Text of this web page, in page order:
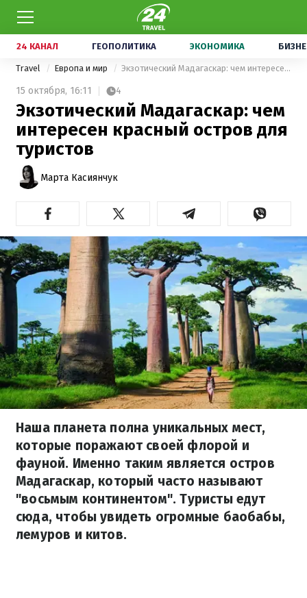
24 КАНАЛ ГЕОПОЛИТИКА ЭКОНОМИКА
Travel Европа и мир Экзотический Мадагаскар: чем интересен красный остров для туристов
15 октября, 16:11 4
Экзотический Мадагаскар: чем
интересен красный остров для
туристов
Марта Касиянчук
Наша планета полна уникальных мест,
которые поражают своей флорой и
фауной. Именно таким является остров
Мадагаскар, который часто называют
"восьмым континентом". Туристы едут
сюда, чтобы увидеть огромные баобабы,
лемуров и китов.